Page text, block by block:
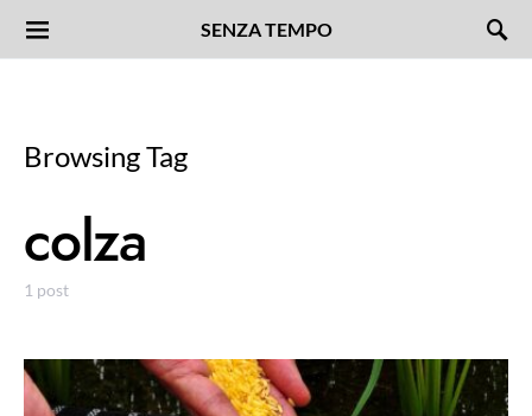
SENZA TEMPO
Browsing Tag
colza
1 post